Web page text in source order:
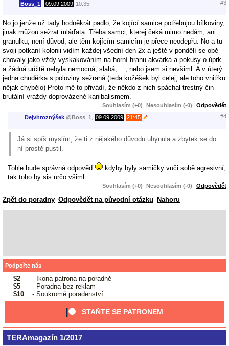
Boss_1 09.09.2009 10:35 #3
No jo jenže už tady hodněkrát padlo, že kojící samice potřebujou bílkoviny,
jinak můžou sežrat mláďata. Třeba samci, kterej čeká mimo nedám, ani
granulku, není důvod, ale těm kojícím samicím je přece neodepřu. No a tu
svoji potkaní kolonii vidím každej všední den 2x a ještě v pondělí se obě
chovaly jako vždy vyskakováním na horní hranu akvárka a pokusy o úprk
a žádná určitě nebyla nemocná, slabá, ..., nebo jsem si nevšiml. A v úterý
jedna chuděrka s poloviny sežraná (teda kožéšek byl celej, ale toho vnitřku
nějak chybělo) Proto mě to přivádí, že někdo z nich spáchal trestný čin
brutální vraždy doprovázené kanibalismem.
Souhlasím (+0) Nesouhlasím (-0) Odpovědět
Dejvhroznýšek @Boss_1 09.09.2009 21:45 #4
Já si spíš myslím, že ti z nějakého důvodu uhynula a zbytek se do
ní prostě pustil.
Tohle bude správná odpověď
kdyby byly samičky vůči sobě agresivní,
tak toho by sis určo všiml...
Souhlasím (+0) Nesouhlasím (-0) Odpovědět
Zpět do poradny Odpovědět na původní otázku Nahoru
Podpořte nás
$2
- Ikona patrona na poradně
$5
- Poradna bez reklam
$10
- Soukromé poradenství
STAŇTE SE PATRONEM
TERAmagazín 1/2017